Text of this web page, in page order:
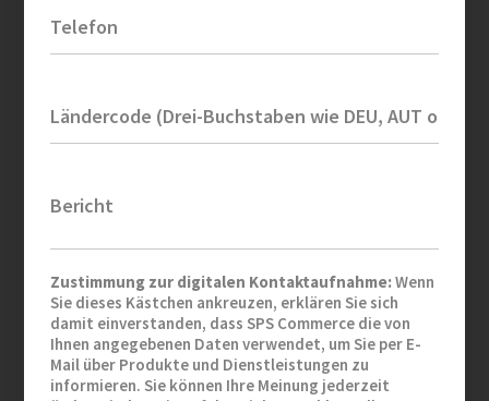
Telefon
Ländercode (Drei-Buchstaben wie DEU, AUT oder
Bericht
Zustimmung zur digitalen Kontaktaufnahme:Wenn
Sie dieses Kästchen ankreuzen, erklären Sie sich
damit einverstanden, dass SPS Commerce die von
Ihnen angegebenen Daten verwendet, um Sie per E-
Mail über Produkte und Dienstleistungen zu
informieren. Sie können Ihre Meinung jederzeit